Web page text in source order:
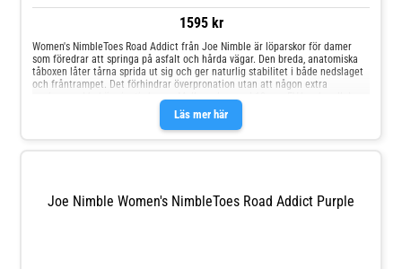
1595 kr
Läs mer här
Women's NimbleToes Road Addict från Joe Nimble är löparskor för damer
som föredrar att springa på asfalt och hårda vägar. Den breda, anatomiska
tåboxen låter tårna sprida ut sig och ger naturlig stabilitet i både nedslaget
och fråntrampet. Det förhindrar överpronation utan att någon extra
uppbyggnad behövs inuti skorna. Mellansulan med 10 mm EVA och noll drop
ger en perfekt balans mellan dämpning, flexibilitet och direkt
markkontaktYttersulan säkerställer ett ordentligt grepp på asfaltDen
stickade ovansidan i en sömlös design ventilerar ut
Joe Nimble Women's NimbleToes Road Addict Purple